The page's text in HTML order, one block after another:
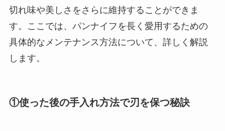
切れ味や美しさをさらに維持することができま
す。ここでは、パンナイフを長く愛用するための
具体的なメンテナンス方法について、詳しく解説
します。
①使った後の手入れ方法で刃を保つ秘訣